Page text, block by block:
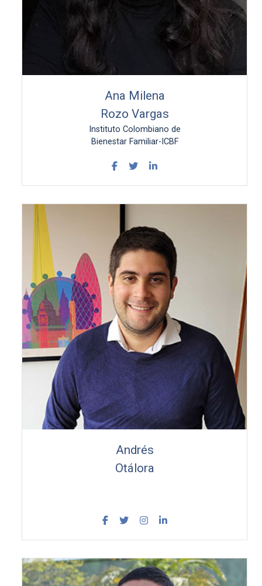
Ana Milena
Rozo Vargas
Instituto Colombiano de
Bienestar Familiar-ICBF
Andrés
Otálora